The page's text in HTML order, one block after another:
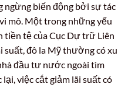
ngừng biến động bởi sự tác
mô. Một trong những yếu
tiền tệ của Cục Dự trữ Liên
suất, đô la Mỹ thường có xu
đầu tư nước ngoài tìm
việc cắt giảm lãi suất có